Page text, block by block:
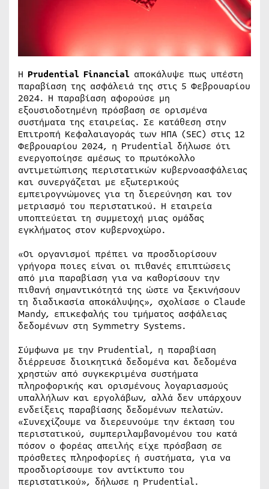
Η Prudential Financial αποκάλυψε πως υπέστη
παραβίαση της ασφάλειά της στις 5 Φεβρουαρίου
2024. Η παραβίαση αφορούσε μη
εξουσιοδοτημένη πρόσβαση σε ορισμένα
συστήματα της εταιρείας. Σε κατάθεση στην
Επιτροπή Κεφαλαιαγοράς των ΗΠΑ (SEC) στις 12
Φεβρουαρίου 2024, η Prudential δήλωσε ότι
ενεργοποίησε αμέσως το πρωτόκολλο
αντιμετώπισης περιστατικών κυβερνοασφάλειας
και συνεργάζεται με εξωτερικούς
εμπειρογνώμονες για τη διερεύνηση και τον
μετριασμό του περιστατικού. Η εταιρεία
υποπτεύεται τη συμμετοχή μιας ομάδας
εγκλήματος στον κυβερνοχώρο.
«Οι οργανισμοί πρέπει να προσδιορίσουν
γρήγορα ποιες είναι οι πιθανές επιπτώσεις
από μια παραβίαση για να καθορίσουν την
πιθανή σημαντικότητά της ώστε να ξεκινήσουν
τη διαδικασία αποκάλυψης», σχολίασε ο Claude
Mandy, επικεφαλής του τμήματος ασφάλειας
δεδομένων στη Symmetry Systems.
Σύμφωνα με την Prudential, η παραβίαση
διέρρευσε διοικητικά δεδομένα και δεδομένα
χρηστών από συγκεκριμένα συστήματα
πληροφορικής και ορισμένους λογαριασμούς
υπαλλήλων και εργολάβων, αλλά δεν υπάρχουν
ενδείξεις παραβίασης δεδομένων πελατών.
«Συνεχίζουμε να διερευνούμε την έκταση του
περιστατικού, συμπεριλαμβανομένου του κατά
πόσον ο φορέας απειλής είχε πρόσβαση σε
πρόσθετες πληροφορίες ή συστήματα, για να
προσδιορίσουμε τον αντίκτυπο του
περιστατικού», δήλωσε η Prudential.